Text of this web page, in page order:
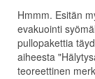
Hmmm. Esitän
evakuointi
pullopakettia
aiheesta
teoreettinen